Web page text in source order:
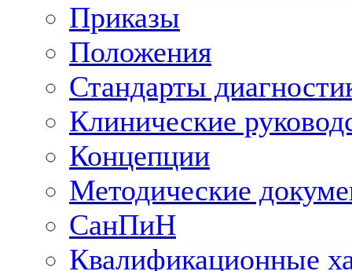
Приказы
Положения
Стандарты
Клинические
Концепции
Методические
СанПиН
Квалификационные